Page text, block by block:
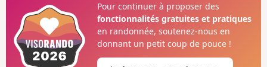
Pour continuer à proposer des
fonctionnalités gratuites et pratiques
en randonnée, soutenez-nous en
donnant un petit coup de pouce !